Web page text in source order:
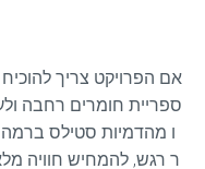
ספריית חומרים רחבה
ו מהדמיות סטילס